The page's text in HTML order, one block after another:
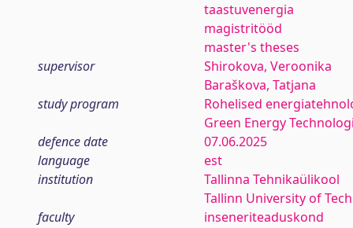
taastuvenergia
magistritööd
master's theses
supervisor
Shirokova, Veroonika
Baraškova, Tatjana
study program
Rohelised
Green Energy
defence date
07.06.2025
language
est
institution
Tallinna Tehnikaülikool
Tallinn University of
faculty
inseneriteaduskond